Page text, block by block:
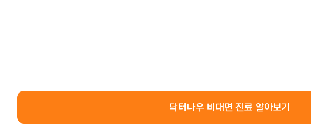
닥터나우 비대면 진료 알아보기